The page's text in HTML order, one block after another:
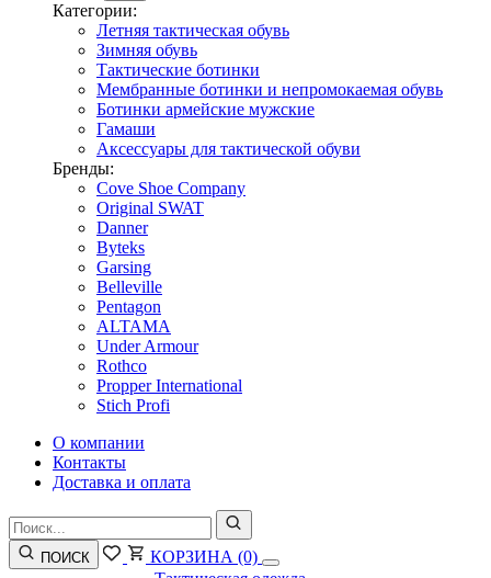
Категории:
Летняя тактическая обувь
Зимняя обувь
Тактические ботинки
Мембранные ботинки и непромокаемая обувь
Ботинки армейские мужские
Гамаши
Аксессуары для тактической обуви
Бренды:
Cove Shoe Company
Original SWAT
Danner
Byteks
Garsing
Belleville
Pentagon
ALTAMA
Under Armour
Rothco
Propper International
Stich Profi
О компании
Контакты
Доставка и оплата
ПОИСК КОРЗИНА (0)